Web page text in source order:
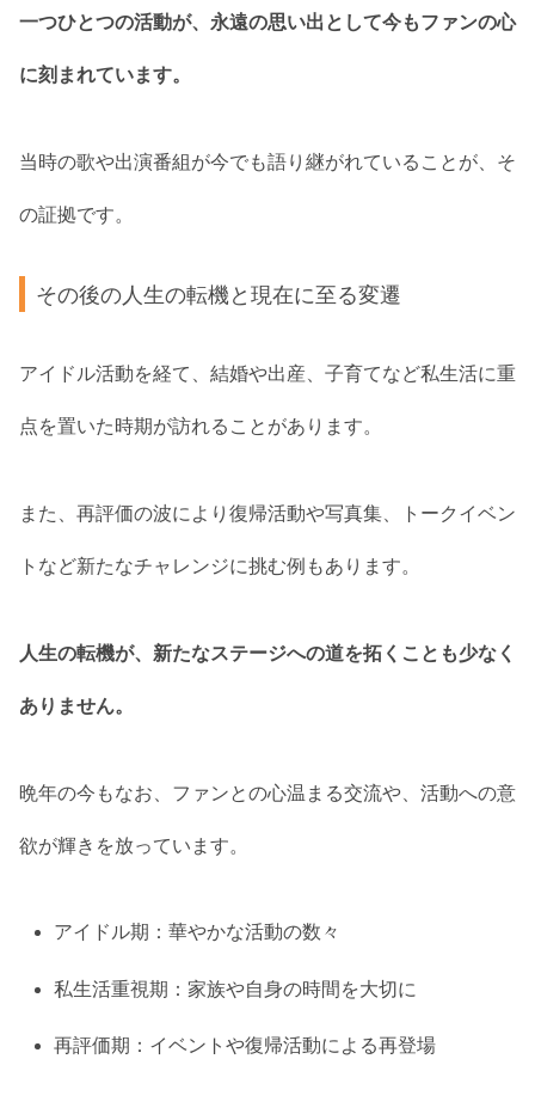
一つひとつの活動が、永遠の思い出として今もファンの心
に刻まれています。
当時の歌や出演番組が今でも語り継がれていることが、そ
の証拠です。
その後の人生の転機と現在に至る変遷
アイドル活動を経て、結婚や出産、子育てなど私生活に重
点を置いた時期が訪れることがあります。
また、再評価の波により復帰活動や写真集、トークイベン
トなど新たなチャレンジに挑む例もあります。
人生の転機が、新たなステージへの道を拓くことも少なく
ありません。
晩年の今もなお、ファンとの心温まる交流や、活動への意
欲が輝きを放っています。
アイドル期：華やかな活動の数々
私生活重視期：家族や自身の時間を大切に
再評価期：イベントや復帰活動による再登場